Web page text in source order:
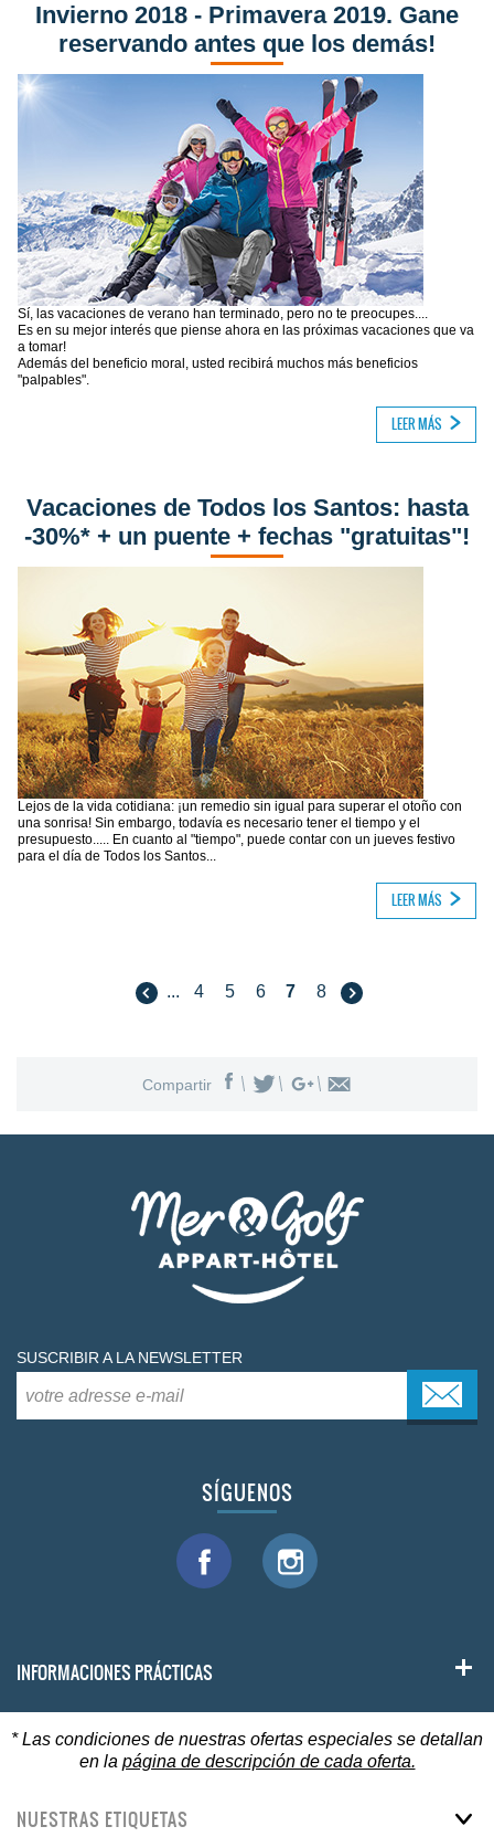
Invierno 2018 - Primavera 2019. Gane
reservando antes que los demás!
Sí, las vacaciones de verano han terminado, pero no te preocupes....
Es en su mejor interés que piense ahora en las próximas vacaciones que va
a tomar!
Además del beneficio moral, usted recibirá muchos más beneficios
"palpables".
LEER MÁS
Vacaciones de Todos los Santos: hasta
-30%* + un puente + fechas "gratuitas"!
Lejos de la vida cotidiana: ¡un remedio sin igual para superar el otoño con
una sonrisa! Sin embargo, todavía es necesario tener el tiempo y el
presupuesto..... En cuanto al "tiempo", puede contar con un jueves festivo
para el día de Todos los Santos...
LEER MÁS
... 4 5 6 7 8
Compartir
SUSCRIBIR A LA NEWSLETTER
SÍGUENOS
INFORMACIONES PRÁCTICAS
* Las condiciones de nuestras ofertas especiales se detallan
en la página de descripción de cada oferta.
NUESTRAS ETIQUETAS